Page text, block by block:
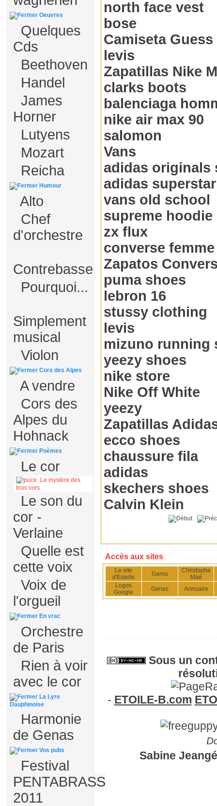
Oeuvres
Quelques
Cds
Beethoven
Handel
James
Horner
Lutyens
Mozart
Reicha
Humour
Alto
Chef
d'orchestre
Contrebasse
Pourquoi...
Simplement
musical
Violon
Cors des Alpes
A vendre
Cors des
Alpes du
Hohnack
Poèmes
Le cor
Le mystère des
trois cors
Le son du
cor -
Verlaine
Quelle est
cette voix
Voix de
l'orgueil
En vrac
Orchestre
de Paris
Rien à voir
avec le cor
La Lyre
Dauphinoise
Harmonie
de Genas
Vos pubs
Festival
PENTABRASS
2011
north face vest
bose
Camiseta Guess
levis
Zapatillas Nike
clarks boots
balenciaga
nike air max 90
salomon
Vans
adidas originals
adidas superstar
vans old school
supreme hoodie
zx flux
converse femme
Zapatos
puma shoes
lebron 16
stussy clothing
levis
mizuno running
yeezy shoes
nike store
Nike Off White
yeezy
Zapatillas
ecco shoes
chaussure fila
adidas
skechers shoes
Calvin Klein
Accès aux sites
Le site
d'Estelle
Garou
Christophe
Maé
Logos
Google
Genas Annuaire
Sous un
- ETOILE-B.com
Sabine